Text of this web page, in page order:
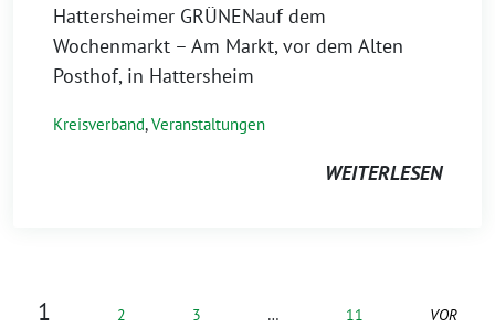
Hattersheimer GRÜNENauf dem
Wochenmarkt – Am Markt, vor dem Alten
Posthof, in Hattersheim
Kreisverband,Veranstaltungen
WEITERLESEN
1 2 3 … 11 VOR